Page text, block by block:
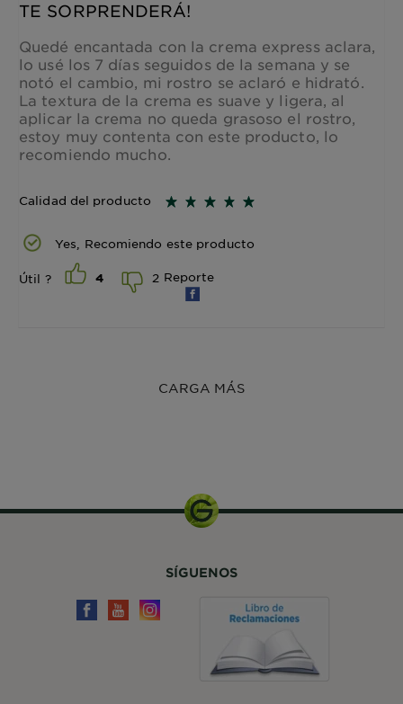
TE SORPRENDERÁ!
Quedé encantada con la crema express aclara,
lo usé los 7 días seguidos de la semana y se
notó el cambio, mi rostro se aclaró e hidrató.
La textura de la crema es suave y ligera, al
aplicar la crema no queda grasoso el rostro,
estoy muy contenta con este producto, lo
recomiendo mucho.
Calidad del producto
Yes, Recomiendo este producto
Útil ? 4 2 Reporte
CARGA MÁS
SÍGUENOS